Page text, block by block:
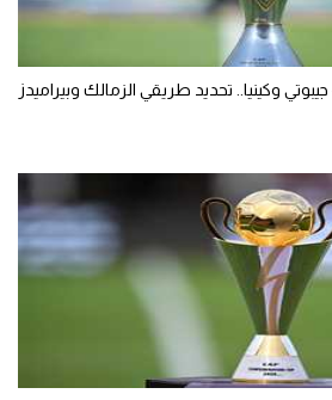
وكينيا.. تحديد طريقي الزمالك وبيراميدز